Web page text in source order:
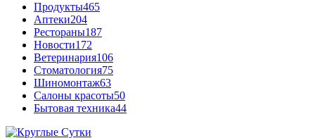
Продукты465
Аптеки204
Рестораны187
Новости172
Ветеринария106
Стоматология75
Шиномонтаж63
Салоны красоты50
Бытовая техника44